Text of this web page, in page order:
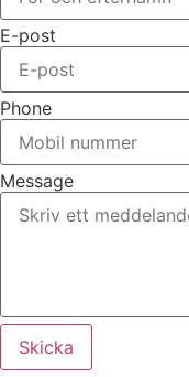
E-post
Phone
Message
Skicka